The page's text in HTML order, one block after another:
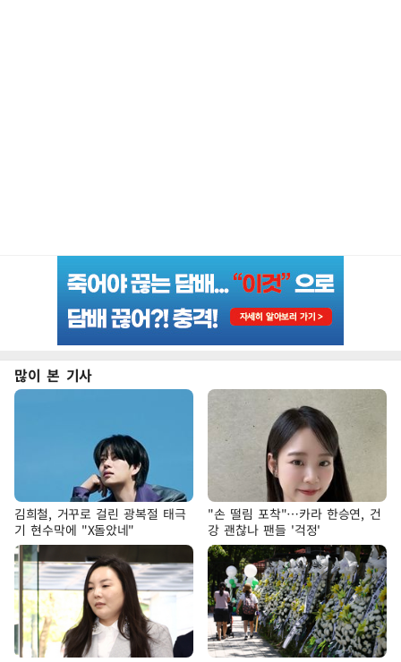
많이 본 기사
김희철, 거꾸로 걸린 광복절 태극
기 현수막에 "X돌았네"
"손 떨림 포착"…카라 한승연, 건
강 괜찮나 팬들 '걱정'